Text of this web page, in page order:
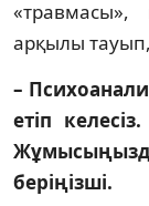
«травмасы»,
арқылы
–
етіп
беріңізші.